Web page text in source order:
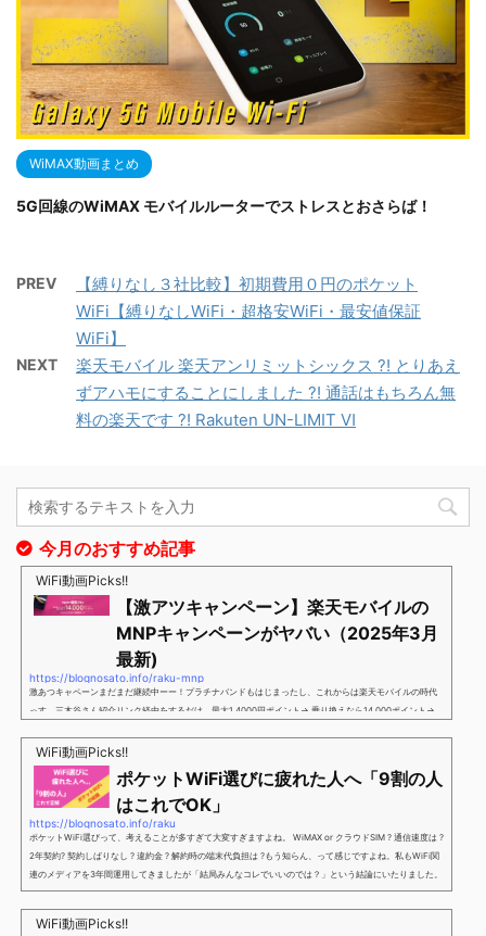
WiMAX動画まとめ
5G回線のWiMAX モバイルルーターでストレスとおさらば！
PREV
【縛りなし３社比較】初期費用０円のポケット
WiFi【縛りなしWiFi・超格安WiFi・最安値保証
WiFi】
NEXT
楽天モバイル 楽天アンリミットシックス ?! とりあえ
ずアハモにすることにしました ?! 通話はもちろん無
料の楽天です ?! Rakuten UN-LIMIT Ⅵ
今月のおすすめ記事
WiFi動画Picks!!
【激アツキャンペーン】楽天モバイルの
MNPキャンペーンがヤバい（2025年3月
最新)
https://blognosato.info/raku-mnp
激あつキャペーンまだまだ継続中ーー！プラチナバンドもはじまったし、これからは楽天モバイルの時代
っす。三木谷さん紹介リンク経由をするだけ。最大1,4000円ポイント→ 乗り換えなら14,000ポイント→
谷さんキャンペーン／2回線目以降でもOK再契約でもでもOK背水の陣の楽天モバイル。ついに「最後の賭
け」とも思えるポイントばら撒きキャンペーンを発動してきました。■キャンペーン概要三木谷社長の特
別招待ページから楽天モバイ...
WiFi動画Picks!!
ポケットWiFi選びに疲れた人へ「9割の人
はこれでOK」
https://blognosato.info/raku
ポケットWiFi選びって、考えることが多すぎて大変すぎますよね。 WiMAX or クラウドSIM ? 通信速度は ?
2年契約? 契約しばりなし ? 違約金 ? 解約時の端末代負担は ?もう知らん、って感じですよね。私もWiFi関
連のメディアを3年間運用してきましたが「結局みんなコレでいいのでは？」という結論にいたりました。
ということで、「ポケットWiFi選びに疲れた」「結局どれがいいのか分からない」と言う人向けに【最終
解】を用意しました。ポケットWiFiのヘビーユーザー視点で「90％の人はこれだけでいいやん」というも
のなので、「多...
WiFi動画Picks!!